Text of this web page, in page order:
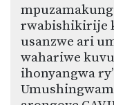
rwabishikirije
usanzwe ari
wahariwe
ihonyangwa